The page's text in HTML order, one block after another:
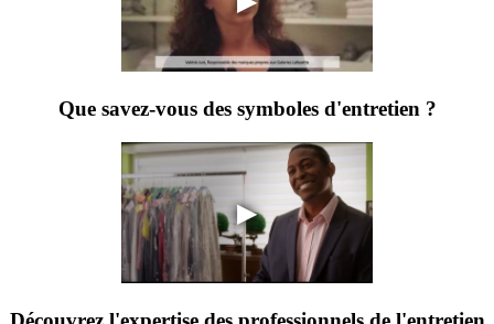
Que savez-vous des symboles d'entretien ?
▶